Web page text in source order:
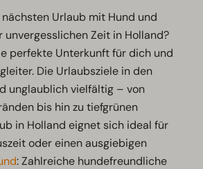
Urlaub mit Hund und
unvergesslichen Zeit in Holland?
perfekte Unterkunft für dich und
Die Urlaubsziele in den
unglaublich vielfältig – von
bis hin zu tiefgrünen
in Holland eignet sich ideal für
oder einen ausgiebigen
: Zahlreiche hundefreundliche